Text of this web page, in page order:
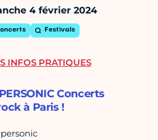
4 février 2024
Festivals
Concerts
à Paris !
INFOS PRATIQUES